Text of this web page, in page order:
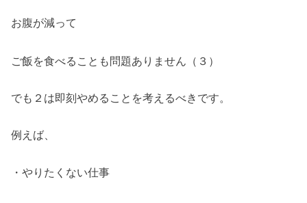
お腹が減って
ご飯を食べることも問題ありません（３）
でも２は即刻やめることを考えるべきです。
例えば、
・やりたくない仕事